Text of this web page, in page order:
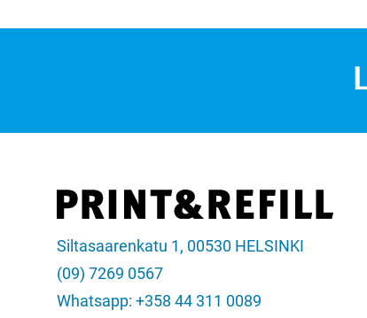
Siltasaarenkatu 1, 00530 HELSINKI
(09) 7269 0567
Whatsapp: +358 44 311 0089